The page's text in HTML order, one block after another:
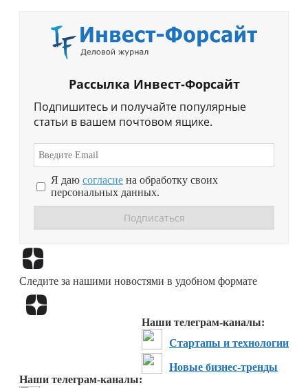
Рассылка Инвест-Форсайт
Подпишитесь и получайте популярные
статьи в вашем почтовом ящике.
Я даю согласие на обработку своих
персональных данных.
Следите за нашими новостями в удобном формате
Наши телеграм-каналы:
Стартапы и технологии
Новые бизнес-тренды
Наши телеграм-каналы: